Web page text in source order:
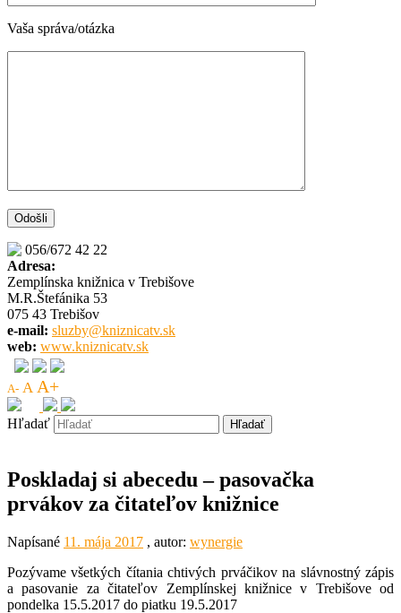
Vaša správa/otázka
056/672 42 22
Adresa:
Zemplínska knižnica v Trebišove
M.R.Štefánika 53
075 43 Trebišov
e-mail: sluzby@kniznicatv.sk
web: www.kniznicatv.sk
A- A A+
Hľadať
Poskladaj si abecedu – pasovačka
prvákov za čitateľov knižnice
Napísané 11. mája 2017 , autor: wynergie
Pozývame všetkých čítania chtivých prváčikov na slávnostný zápis
a pasovanie za čitateľov Zemplínskej knižnice v Trebišove od
pondelka 15.5.2017 do piatku 19.5.2017